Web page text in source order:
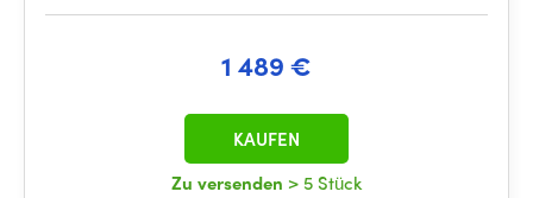
1 489 €
Zu versenden > 5 Stück
KAUFEN